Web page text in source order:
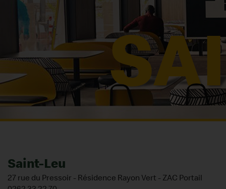
Saint-Leu
27 rue du Pressoir - Résidence Rayon Vert - ZAC Portail